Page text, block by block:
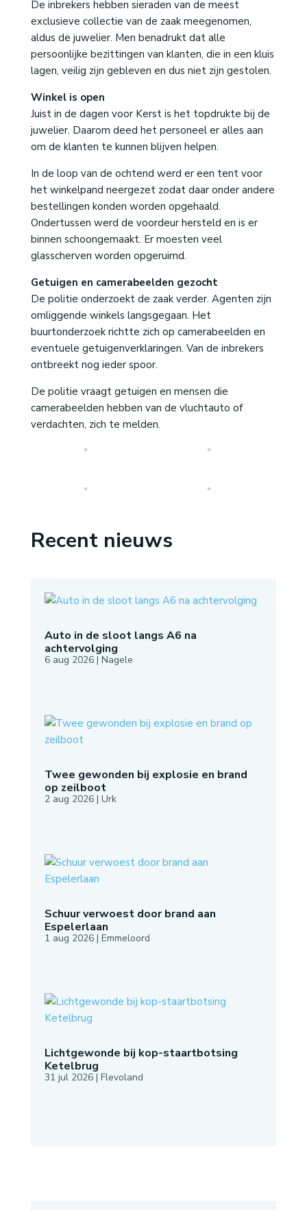
De inbrekers hebben sieraden van de meest
exclusieve collectie van de zaak meegenomen,
aldus de juwelier. Men benadrukt dat alle
persoonlijke bezittingen van klanten, die in een kluis
lagen, veilig zijn gebleven en dus niet zijn gestolen.
Winkel is open
Juist in de dagen voor Kerst is het topdrukte bij de
juwelier. Daarom deed het personeel er alles aan
om de klanten te kunnen blijven helpen.
In de loop van de ochtend werd er een tent voor
het winkelpand neergezet zodat daar onder andere
bestellingen konden worden opgehaald.
Ondertussen werd de voordeur hersteld en is er
binnen schoongemaakt. Er moesten veel
glasscherven worden opgeruimd.
Getuigen en camerabeelden gezocht
De politie onderzoekt de zaak verder. Agenten zijn
omliggende winkels langsgegaan. Het
buurtonderzoek richtte zich op camerabeelden en
eventuele getuigenverklaringen. Van de inbrekers
ontbreekt nog ieder spoor.
De politie vraagt getuigen en mensen die
camerabeelden hebben van de vluchtauto of
verdachten, zich te melden.
Recent nieuws
Auto in de sloot langs A6 na
achtervolging
6 aug 2026| Nagele
Twee gewonden bij explosie en brand
op zeilboot
2 aug 2026| Urk
Schuur verwoest door brand aan
Espelerlaan
1 aug 2026| Emmeloord
Lichtgewonde bij kop-staartbotsing
Ketelbrug
31 jul 2026| Flevoland